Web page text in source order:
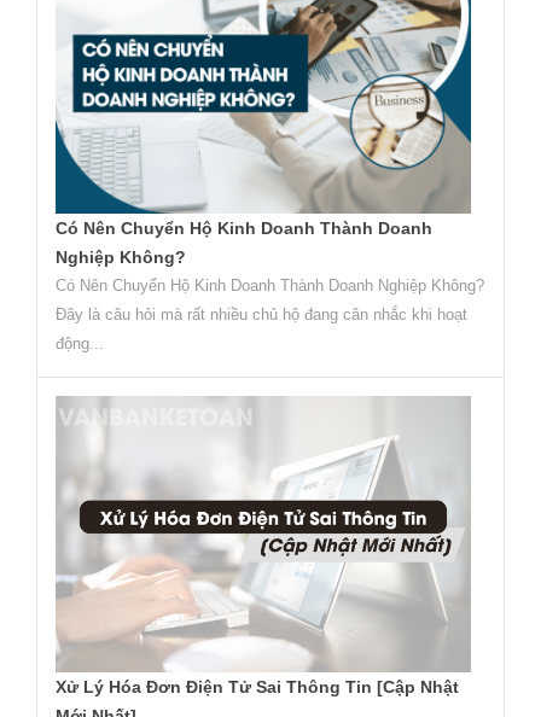
Có Nên Chuyển Hộ Kinh Doanh Thành Doanh
Nghiệp Không?
Có Nên Chuyển Hộ Kinh Doanh Thành Doanh Nghiệp Không?
Đây là câu hỏi mà rất nhiều chủ hộ đang cân nhắc khi hoạt
động...
Xử Lý Hóa Đơn Điện Tử Sai Thông Tin [Cập Nhật